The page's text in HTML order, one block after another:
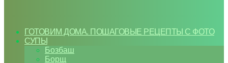
ГОТОВИМ ДОМА. ПОШАГОВЫЕ РЕЦЕПТЫ С ФОТО
СУПЫ
Бозбаш
Борщ